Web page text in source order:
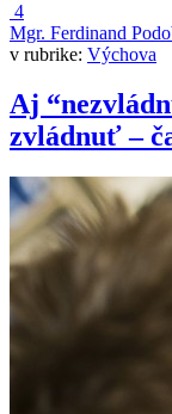
4
Mgr. Ferdinand
v rubrike: Výchova
Aj
zvládnuť –